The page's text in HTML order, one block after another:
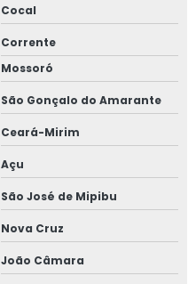
Cocal
Corrente
Mossoró
São Gonçalo do Amarante
Ceará-Mirim
Açu
São José de Mipibu
Nova Cruz
João Câmara